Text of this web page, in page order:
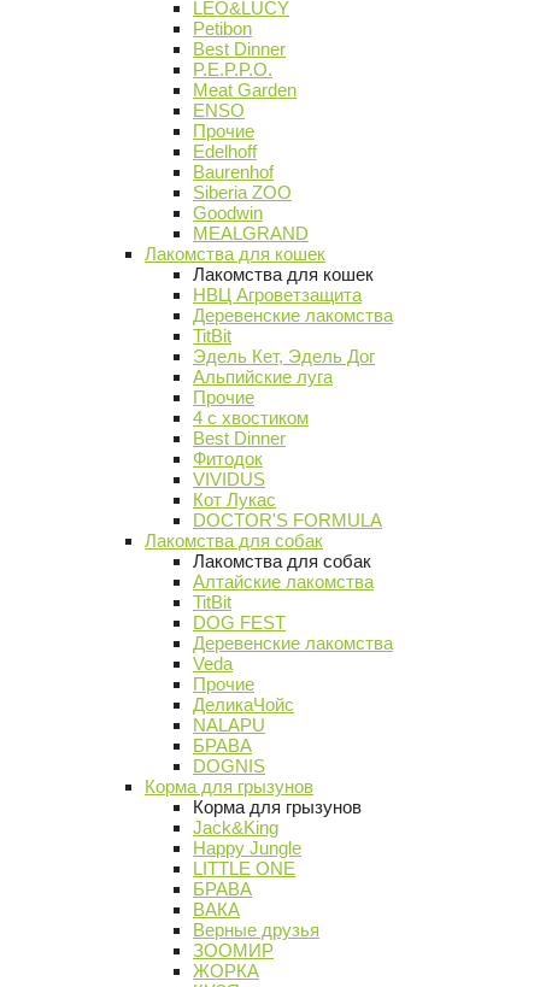
LEO&LUCY
Petibon
Best Dinner
P.E.P.P.O.
Meat Garden
ENSO
Прочие
Edelhoff
Baurenhof
Siberia ZOO
Goodwin
MEALGRAND
Лакомства для кошек
Лакомства для кошек
НВЦ Агроветзащита
Деревенские лакомства
TitBit
Эдель Кет, Эдель Дог
Альпийские луга
Прочие
4 с хвостиком
Best Dinner
Фитодок
VIVIDUS
Кот Лукас
DOCTOR'S FORMULA
Лакомства для собак
Лакомства для собак
Алтайские лакомства
TitBit
DOG FEST
Деревенские лакомства
Veda
Прочие
ДеликаЧойс
NALAPU
БРАВА
DOGNIS
Корма для грызунов
Корма для грызунов
Jack&King
Happy Jungle
LITTLE ONE
БРАВА
ВАКА
Верные друзья
ЗООМИР
ЖОРКА